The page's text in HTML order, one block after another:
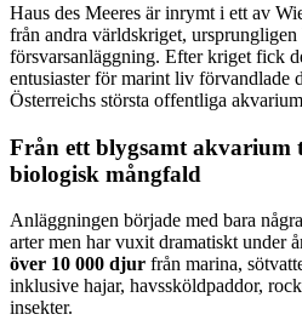
Haus des Meeres är inrymt i ett av
från andra världskriget,
försvarsanläggning. Efter kriget fick
entusiaster för marint liv förvandlade
Österreichs största offentliga
Från ett blygsamt
biologisk mångfald
Anläggningen började med bara
arter men har vuxit dramatiskt under
över 10 000 djur från marina,
inklusive hajar, havssköldpaddor,
insekter.